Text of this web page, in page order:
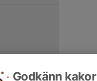
Godkänn kakor